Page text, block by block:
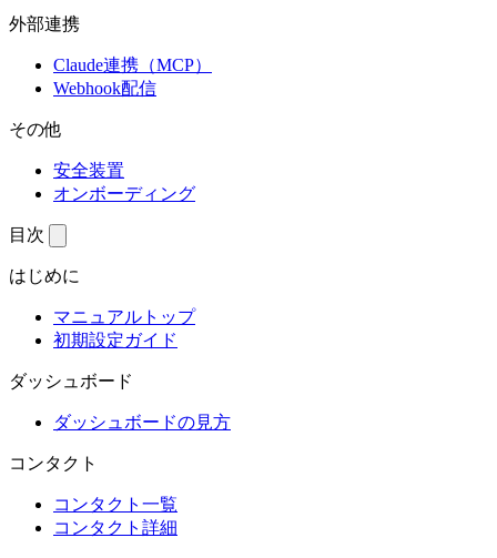
外部連携
Claude連携（MCP）
Webhook配信
その他
安全装置
オンボーディング
目次
はじめに
マニュアルトップ
初期設定ガイド
ダッシュボード
ダッシュボードの見方
コンタクト
コンタクト一覧
コンタクト詳細